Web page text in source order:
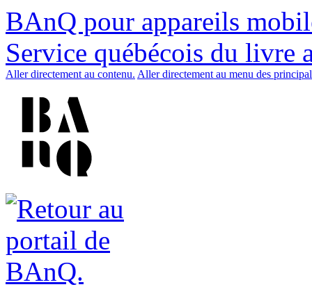
BAnQ pour appareils
Service québécois du livre
Aller directement au contenu. Aller directement au menu des